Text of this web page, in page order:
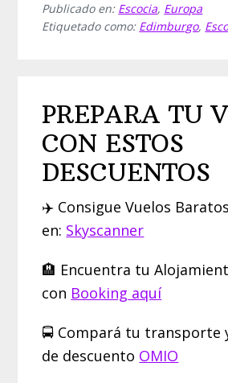
Publicado en: Escocia, Europa
Etiquetado como: Edimburgo,
PREPARA TU
CON ESTOS
DESCUENTOS
✈️ Consigue Vuelos Baratos
en: Skyscanner
🏨 Encuentra tu
con Booking aquí
🚍 Compará tu transporte
de descuento OMIO